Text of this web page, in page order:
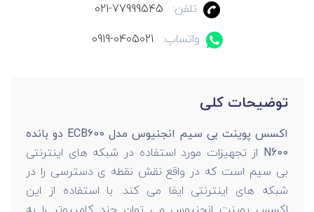
تلفن:
021-77999545
واتساپ:
0919-0405021
توضیحات کلی
اکسس پوینت بی سیم انجنیوس مدل ECB600 دو بانده
N600 از تجهیزات مورد استفاده در شبکه های اینترنتی
بی سیم است که در واقع نقش نقطه ی دسترسی را در
شبکه های اینترنتی ایفا می کند. با استفاده از این